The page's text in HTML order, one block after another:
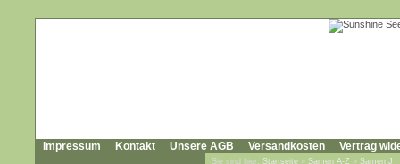
Impressum Kontakt Unsere AGB Versandkosten Vertrag
Sie sind hier: Startseite » Samen A-Z » Samen J